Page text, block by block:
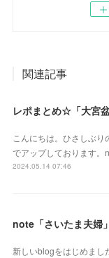
関連記事
こんにちは。ひさしぶ
でアップしております。
2024.05.14 07:46
note「さいたま夫婦
新しいblogをはじめまし